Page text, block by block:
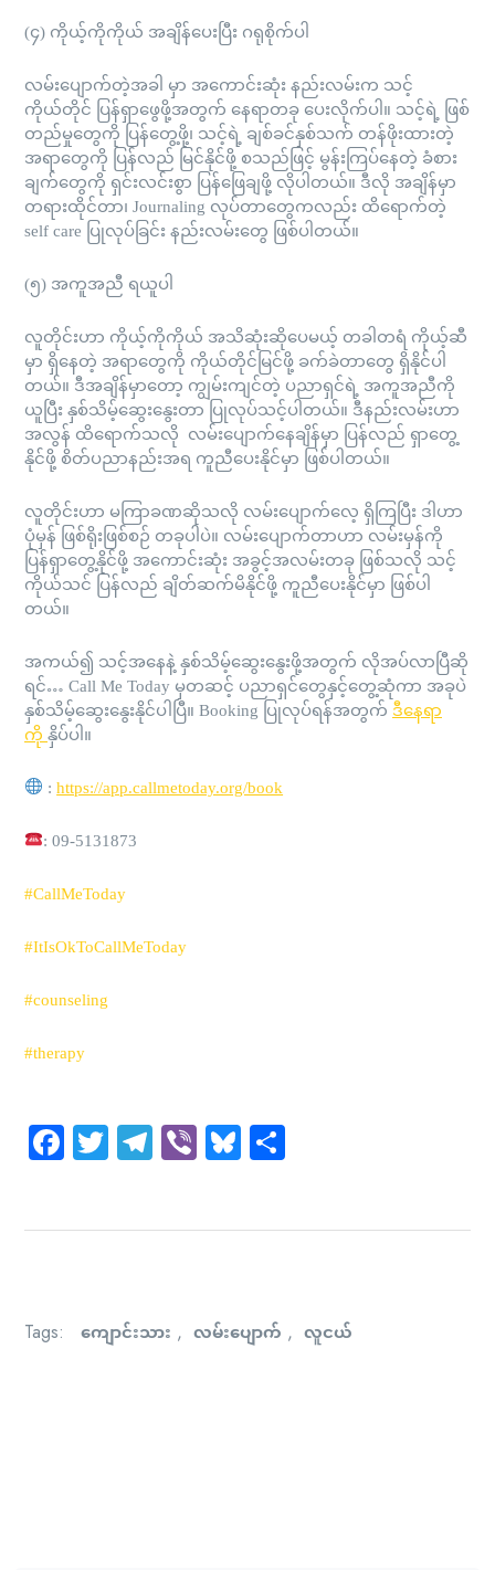
(၄) ကိုယ့်ကိုကိုယ် အချိန်ပေးပြီး ဂရုစိုက်ပါ
လမ်းပျောက်တဲ့အခါ မှာ အကောင်းဆုံး နည်းလမ်းက သင့်
ကိုယ်တိုင် ပြန်ရှာဖွေဖို့အတွက် နေရာတခု ပေးလိုက်ပါ။ သင့်ရဲ့ ဖြစ်
တည်မှုတွေကို ပြန်တွေ့ဖို့၊ သင့်ရဲ့ ချစ်ခင်နှစ်သက် တန်ဖိုးထားတဲ့
အရာတွေကို ပြန်လည် မြင်နိုင်ဖို့ စသည်ဖြင့် မွန်းကြပ်နေတဲ့ ခံစား
ချက်တွေကို ရှင်းလင်းစွာ ပြန်ဖြေချဖို့ လိုပါတယ်။ ဒီလို အချိန်မှာ
တရားထိုင်တာ၊ Journaling လုပ်တာတွေကလည်း ထိရောက်တဲ့
self care ပြုလုပ်ခြင်း နည်းလမ်းတွေ ဖြစ်ပါတယ်။
(၅) အကူအညီ ရယူပါ
လူတိုင်းဟာ ကိုယ့်ကိုကိုယ် အသိဆုံးဆိုပေမယ့် တခါတရံ ကိုယ့်ဆီ
မှာ ရှိနေတဲ့ အရာတွေကို ကိုယ်တိုင်မြင်ဖို့ ခက်ခဲတာတွေ ရှိနိုင်ပါ
တယ်။ ဒီအချိန်မှာတော့ ကျွမ်းကျင်တဲ့ ပညာရှင်ရဲ့ အကူအညီကို
ယူပြီး နှစ်သိမ့်ဆွေးနွေးတာ ပြုလုပ်သင့်ပါတယ်။ ဒီနည်းလမ်းဟာ
အလွန် ထိရောက်သလို လမ်းပျောက်နေချိန်မှာ ပြန်လည် ရှာတွေ့
နိုင်ဖို့ စိတ်ပညာနည်းအရ ကူညီပေးနိုင်မှာ ဖြစ်ပါတယ်။
လူတိုင်းဟာ မကြာခဏဆိုသလို လမ်းပျောက်လေ့ ရှိကြပြီး ဒါဟာ
ပုံမှန် ဖြစ်ရိုးဖြစ်စဉ် တခုပါပဲ။ လမ်းပျောက်တာဟာ လမ်းမှန်ကို
ပြန်ရှာတွေ့နိုင်ဖို့ အကောင်းဆုံး အခွင့်အလမ်းတခု ဖြစ်သလို သင့်
ကိုယ်သင် ပြန်လည် ချိတ်ဆက်မိနိုင်ဖို့ ကူညီပေးနိုင်မှာ ဖြစ်ပါ
တယ်။
အကယ်၍ သင့်အနေနဲ့ နှစ်သိမ့်ဆွေးနွေးဖို့အတွက် လိုအပ်လာပြီဆို
ရင်… Call Me Today မှတဆင့် ပညာရှင်တွေနှင့်တွေ့ဆုံကာ အခုပဲ
နှစ်သိမ့်ဆွေးနွေးနိုင်ပါပြီ။ Booking ပြုလုပ်ရန်အတွက်ဒီနေရာ
ကိုနှိပ်ပါ။
:https://app.callmetoday.org/book
: 09-5131873
#CallMeToday
#ItIsOkToCallMeToday
#counseling
#therapy
FacebookTwitter TelegramViber Bluesky
Tags: ကျောင်းသား , လမ်းပျောက် , လူငယ်